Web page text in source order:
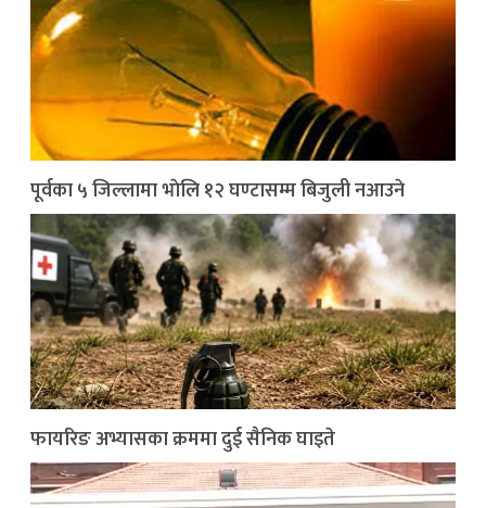
पूर्वका ५ जिल्लामा भाेलि १२ घण्टासम्म बिजुली नआउने
फायरिङ अभ्यासका क्रममा दुई सैनिक घाइते